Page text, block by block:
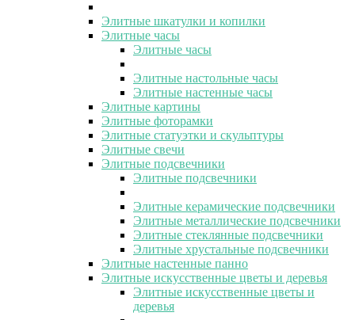
Элитные шкатулки и копилки
Элитные часы
Элитные часы
Элитные настольные часы
Элитные настенные часы
Элитные картины
Элитные фоторамки
Элитные статуэтки и скульптуры
Элитные свечи
Элитные подсвечники
Элитные подсвечники
Элитные керамические подсвечники
Элитные металлические подсвечники
Элитные стеклянные подсвечники
Элитные хрустальные подсвечники
Элитные настенные панно
Элитные искусственные цветы и деревья
Элитные искусственные цветы и
деревья